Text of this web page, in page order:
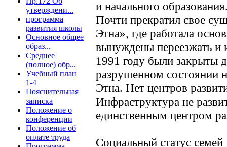
утверждени...
программа
развития школы
Основное общее
образ...
Среднее
(полное) обр...
Учебный план
1-4
Пояснительная
записка
Положение о
конференции
Положение об
оплате труда
и начального
Почти прекратил свое
Этна», где работала
вынуждены переезжать и
1991 году были закрыты
разрушенном состоянии
Этна. Нет центров
Инфраструктура не
единственным центром
Социальный статус семей